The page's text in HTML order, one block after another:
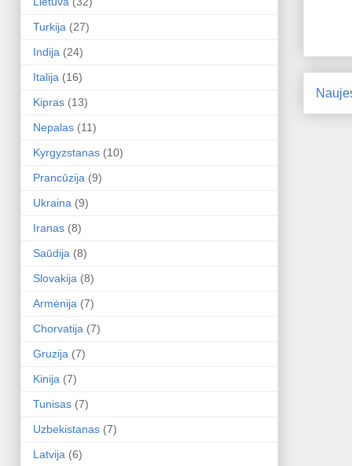
Turkija (27)
Indija (24)
Italija (16)
Kipras (13)
Nepalas (11)
Kyrgyzstanas (10)
Prancūzija (9)
Ukraina (9)
Iranas (8)
Saūdija (8)
Slovakija (8)
Armėnija (7)
Chorvatija (7)
Gruzija (7)
Kinija (7)
Tunisas (7)
Uzbekistanas (7)
Latvija (6)